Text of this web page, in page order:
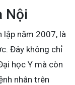
Nội
lập năm 2007, là
Đây không chỉ
học Y mà còn
nhân trên